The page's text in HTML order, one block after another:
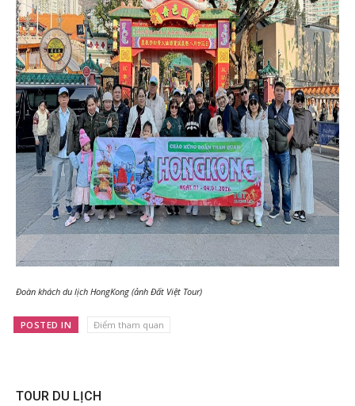
Đoàn khách du lịch HongKong (ảnh Đất Việt Tour)
POSTED IN Điểm tham quan
TOUR DU LỊCH